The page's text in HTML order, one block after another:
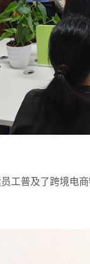
工普及了跨境电